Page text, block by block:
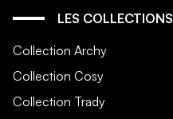
LES COLLECTIONS
Collection Archy
Collection Cosy
Collection Trady